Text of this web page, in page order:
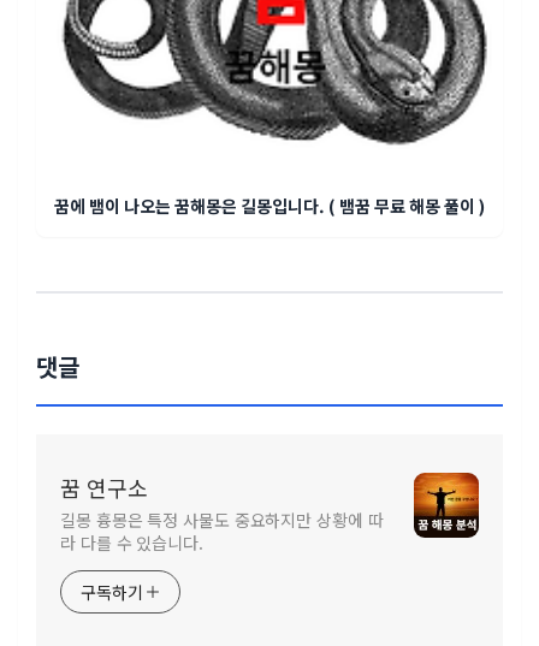
꿈에 뱀이 나오는 꿈해몽은 길몽입니다. ( 뱀꿈 무료 해몽 풀이 )
댓글
꿈 연구소
길몽 흉몽은 특정 사물도 중요하지만 상황에 따
라 다를 수 있습니다.
구독하기